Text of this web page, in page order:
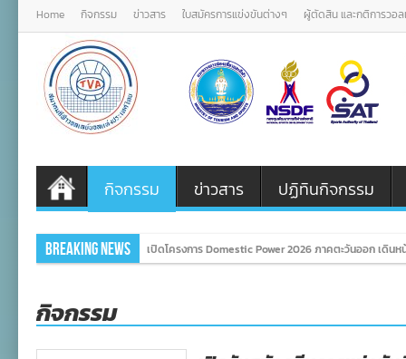
Home กิจกรรม ข่าวสาร ใบสมัครการแข่งขันต่างๆ ผู้ตัดสิน และกติการวอ
กิจกรรม ข่าวสาร ปฏิทินกิจกรรม
Breaking News เปิดโครงการ Domestic Power 2026 ภาคตะวันออก เดิน
กิจกรรม